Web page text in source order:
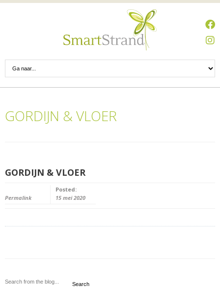
GORDIJN & VLOER
GORDIJN & VLOER
Permalink
Posted:
15 mei 2020
Search